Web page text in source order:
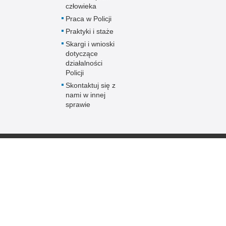
człowieka
Praca w Policji
Praktyki i staże
Skargi i wnioski
dotyczące
działalności
Policji
Skontaktuj się z
nami w innej
sprawie